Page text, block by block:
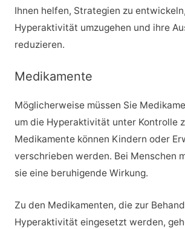
Ihnen helfen, Strategien zu
Hyperaktivität umzugehen und ihre
reduzieren.
Medikamente
Möglicherweise müssen Sie
um die Hyperaktivität unter Kontrolle
Medikamente können Kindern oder
verschrieben werden. Bei Menschen
sie eine beruhigende Wirkung.
Zu den Medikamenten, die zur
Hyperaktivität eingesetzt werden,